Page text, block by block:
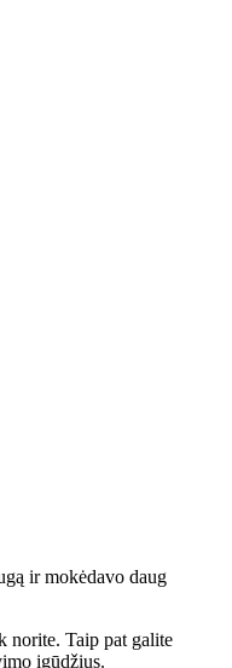
ir mokėdavo daug
norite. Taip pat galite
įgūdžius.